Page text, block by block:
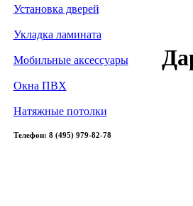
Установка дверей
Укладка ламината
Мобильные аксессуары
Окна ПВХ
Натяжные потолки
Телефон: 8 (495) 979-82-78